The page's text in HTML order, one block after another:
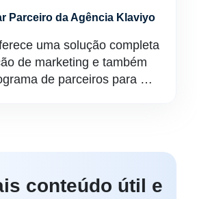
Parceiro da Agência Klaviyo
uma solução completa
de marketing e também
de parceiros para …
conteúdo útil e